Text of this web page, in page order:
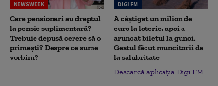
NEWSWEEK
Care pensionari au dreptul
la pensie suplimentară?
Trebuie depusă cerere să o
primești? Despre ce sume
vorbim?
DIGI FM
A câștigat un milion de
euro la loterie, apoi a
aruncat biletul la gunoi.
Gestul făcut muncitorii de
la salubritate
Descarcă aplicația Digi FM